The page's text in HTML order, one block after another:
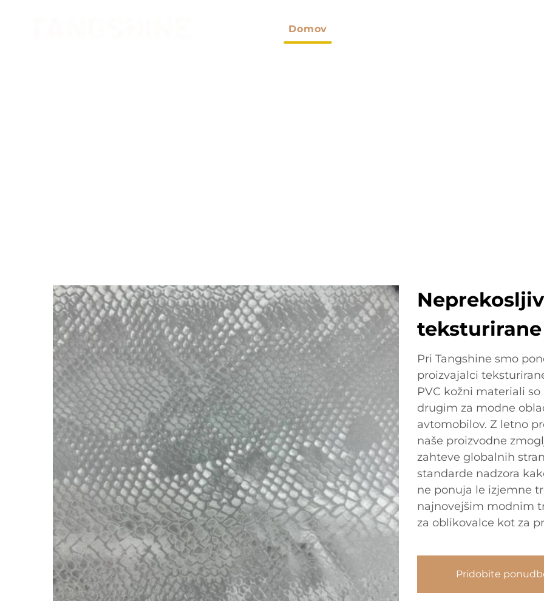
Domov
Pri Tangshine smo
proizvajalci
PVC kožni materiali
drugim za modne
avtomobilov. Z letno
naše proizvodne
zahteve globalnih
standarde nadzora
ne ponuja le izjemne
najnovejšim modnim
za oblikovalce kot za
Pridobite